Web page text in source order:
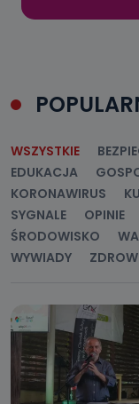
WSZYSTKIE
EDUKACJA
KORONAWIRUS
SYGNALE
OPINIE
ŚRODOWISKO
WYWIADY